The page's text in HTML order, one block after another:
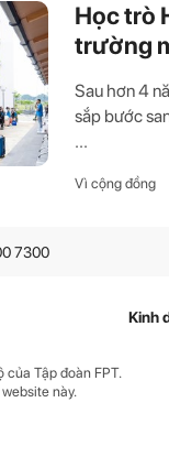
Học trò
trường
Sau hơn 4
sắp bước
...
Vì cộng đồng
7300
Tập đoàn FPT.
này.
Kinh